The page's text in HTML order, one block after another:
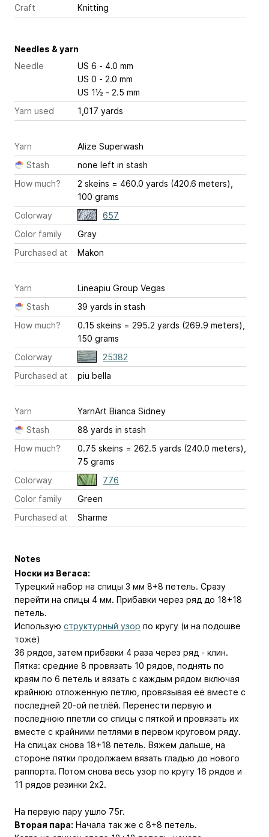
Craft
Knitting
Needles & yarn
Needle
US 6 - 4.0 mm
US 0 - 2.0 mm
US 1½ - 2.5 mm
Yarn used
1,017 yards
Yarn
Alize Superwash
Stash
none left in stash
How much?
2 skeins = 460.0 yards (420.6 meters),
100 grams
Colorway
657
Color family
Gray
Purchased at
Makon
Yarn
Lineapiu Group Vegas
Stash
39 yards in stash
How much?
0.15 skeins = 295.2 yards (269.9 meters),
150 grams
Colorway
25382
Purchased at
piu bella
Yarn
YarnArt Bianca Sidney
Stash
88 yards in stash
How much?
0.75 skeins = 262.5 yards (240.0 meters),
75 grams
Colorway
776
Color family
Green
Purchased at
Sharme
Notes
Носки из Вегаса:
Турецкий набор на спицы 3 мм 8+8 петель. Сразу
перейти на спицы 4 мм. Прибавки через ряд до 18+18
петель.
Использую структурный узор по кругу (и на подошве
тоже)
36 рядов, затем прибавки 4 раза через ряд - клин.
Пятка: средние 8 провязать 10 рядов, поднять по
краям по 6 петель и вязать с каждым рядом включая
крайнюю отложенную петлю, провязывая её вместе с
последней 20-ой петлёй. Перенести первую и
последнюю ппетли со спицы с пяткой и провязать их
вместе с крайними петлями в первом круговом ряду.
На спицах снова 18+18 петель. Вяжем дальше, на
стороне пятки продолжаем вязать гладью до нового
раппорта. Потом снова весь узор по кругу 16 рядов и
11 рядов резинки 2х2.
На первую пару ушло 75г.
Вторая пара: Начала так же с 8+8 петель.